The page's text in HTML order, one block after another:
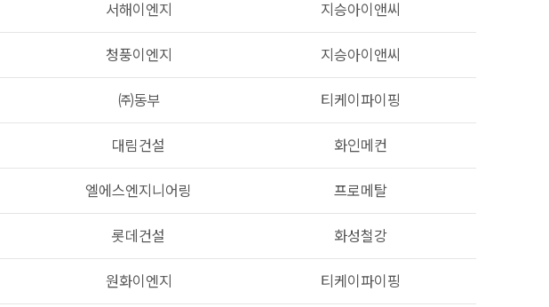
서해이엔지 지승아이앤씨
청풍이엔지 지승아이앤씨
㈜동부 티케이파이핑
대림건설 화인메컨
엘에스엔지니어링 프로메탈
롯데건설 화성철강
원화이엔지 티케이파이핑